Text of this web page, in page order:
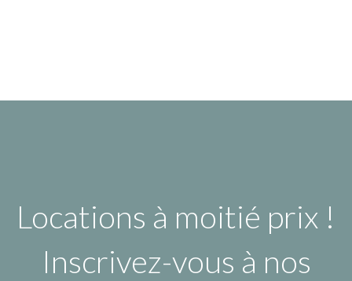
Locations à moitié prix !
Inscrivez-vous à nos